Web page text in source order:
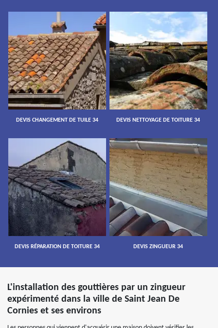
DEVIS CHANGEMENT DE TUILE 34 DEVIS NETTOYAGE DE TOITURE 34
DEVIS RÉPARATION DE TOITURE 34 DEVIS ZINGUEUR 34
L'installation des gouttières par un zingueur
expérimenté dans la ville de Saint Jean De
Cornies et ses environs